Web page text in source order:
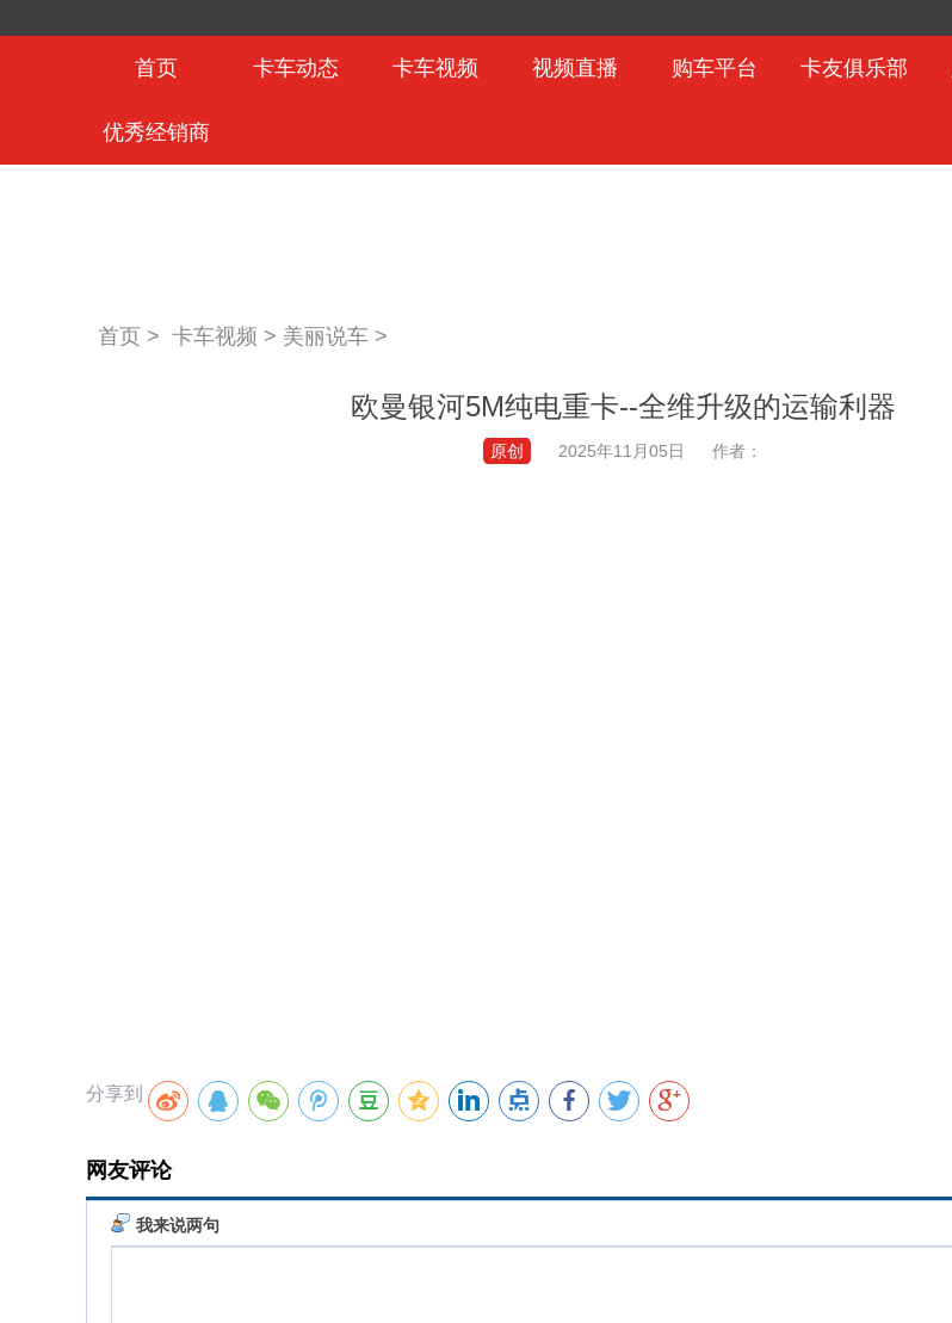
首页 卡车动态 卡车视频 视频直播 购车平台 卡友俱乐部
优秀经销商
首页 > 卡车视频 > 美丽说车 >
欧曼银河5M纯电重卡--全维升级的运输利器
原创 2025年11月05日 作者：
分享到
网友评论